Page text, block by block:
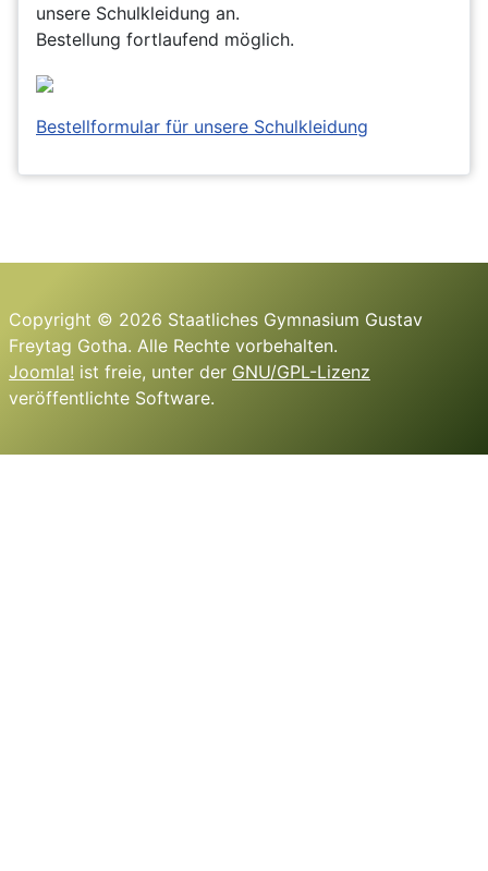
unsere Schulkleidung an.
Bestellung fortlaufend möglich.
Bestellformular für unsere Schulkleidung
Copyright © 2026 Staatliches Gymnasium Gustav
Freytag Gotha. Alle Rechte vorbehalten.
Joomla! ist freie, unter der GNU/GPL-Lizenz
veröffentlichte Software.